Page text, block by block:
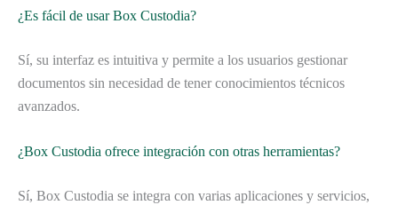
¿Es fácil de usar Box Custodia?
Sí, su interfaz es intuitiva y permite a los usuarios gestionar
documentos sin necesidad de tener conocimientos técnicos
avanzados.
¿Box Custodia ofrece integración con otras herramientas?
Sí, Box Custodia se integra con varias aplicaciones y servicios,